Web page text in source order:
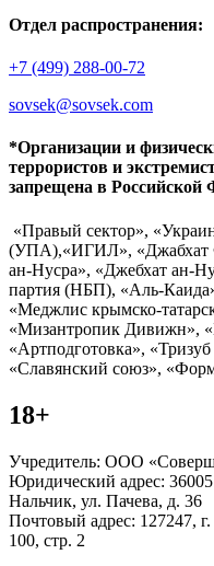
Отдел распространения:
+7 (499) 288-00-72
sovsek@sovsek.com
*Организации и
террористов и
запрещена в Российской
«Правый сектор»,
(УПА),«ИГИЛ», «Джабхат
ан-Нусра», «Джебхат ан-
партия (НБП), «Аль-
«Меджлис крымско-
«Мизантропик Дивижн»,
«Артподготовка»,
«Славянский союз»,
18+
Учредитель: ООО
Юридический адрес:
Нальчик, ул. Пачева, д. 36
Почтовый адрес: 127247,
100, стр. 2